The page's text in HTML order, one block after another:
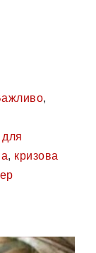
,
для
, кризова